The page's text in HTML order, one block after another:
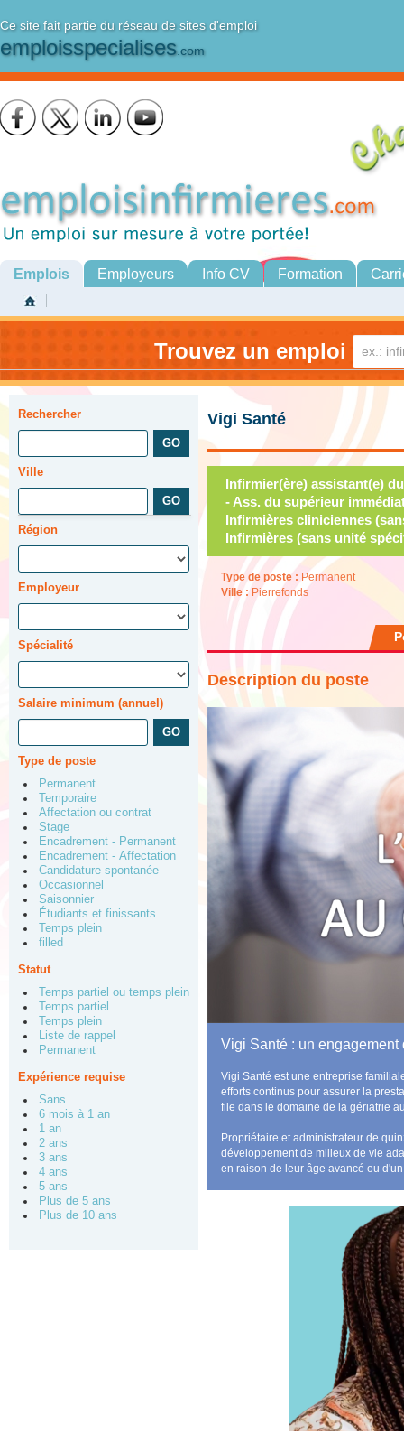
Ce site fait partie du réseau de sites d'emploi
emploisspecialises.com
Emplois Employeurs Info CV Formation
Trouvez un emploi
Rechercher
Ville
Région
Employeur
Spécialité
Salaire minimum (annuel)
Type de poste
Permanent
Temporaire
Affectation ou contrat
Stage
Encadrement - Permanent
Encadrement - Affectation
Candidature spontanée
Occasionnel
Saisonnier
Étudiants et finissants
Temps plein
filled
Statut
Temps partiel ou temps plein
Temps partiel
Temps plein
Liste de rappel
Permanent
Expérience requise
Sans
6 mois à 1 an
1 an
2 ans
3 ans
4 ans
5 ans
Plus de 5 ans
Plus de 10 ans
Vigi Santé
Infirmier(ère) assistant(e)
- Ass. du supérieur
Infirmières cliniciennes
Infirmières (sans unité
Type de poste : Permanent
Ville : Pierrefonds
Description du poste
Vigi Santé : un
Vigi Santé est une entreprise
efforts continus pour assurer la
file dans le domaine de la gériatrie
Propriétaire et administrateur de
développement de milieux de vie
en raison de leur âge avancé ou